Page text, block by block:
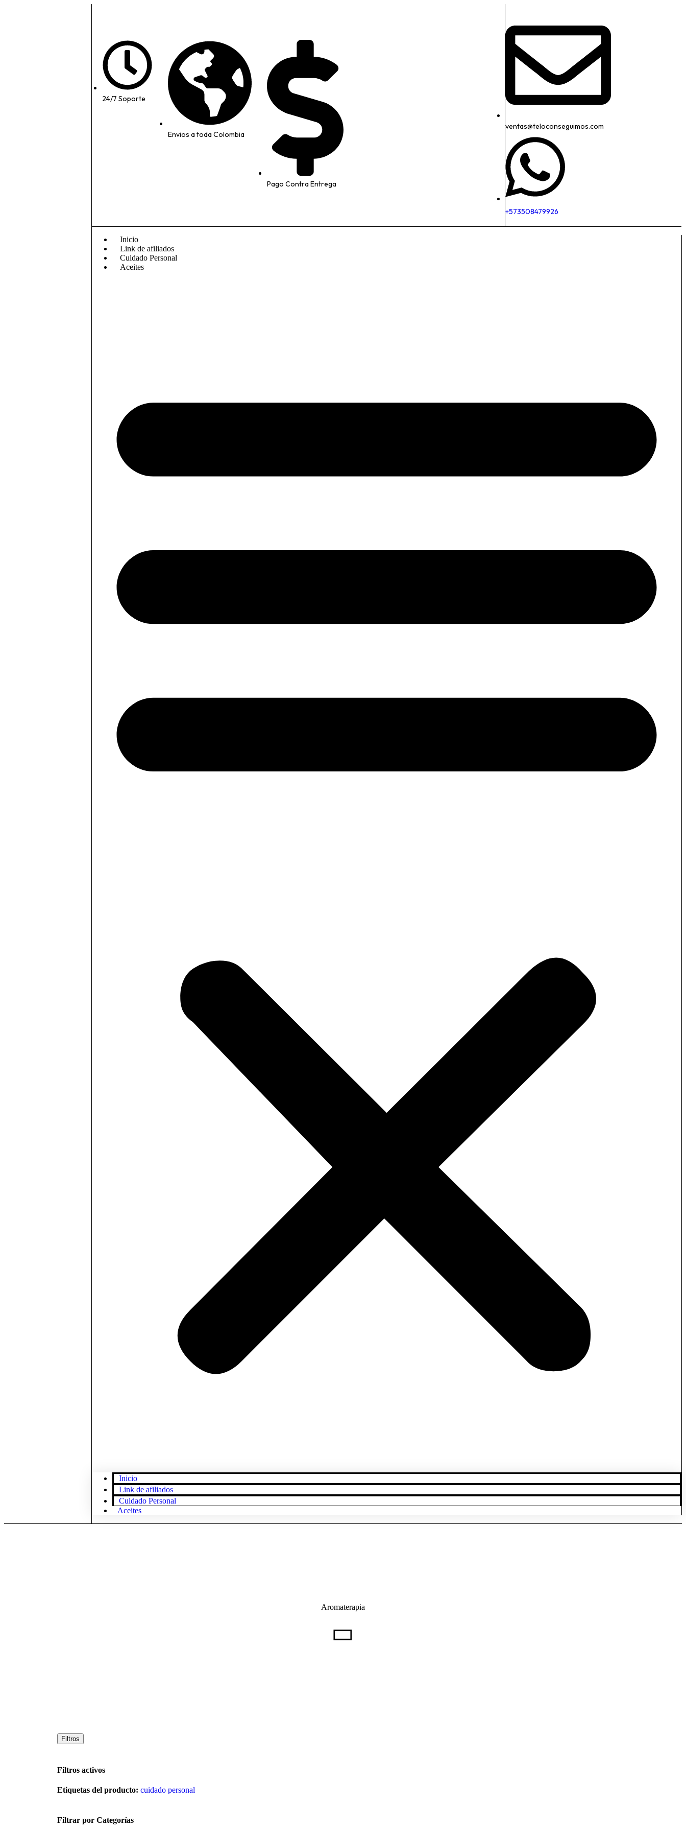
24/7 Soporte
Envios a toda Colombia
Pago Contra Entrega
ventas@teloconseguimos.com
+573508479926
Inicio
Link de afiliados
Cuidado Personal
Aceites
Inicio
Link de afiliados
Cuidado Personal
Aceites
Aromaterapia
Filtros
Filtros activos
Etiquetas del producto: cuidado personal
Filtrar por Categorías